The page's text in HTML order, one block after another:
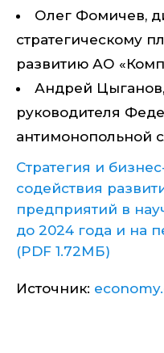
Олег Фомичев,
стратегическому
развитию АО
Андрей
руководителя
антимонопольной
Стратегия и
содействия
предприятий в
до 2024 года и на
(PDF 1.72МБ)
Источник: